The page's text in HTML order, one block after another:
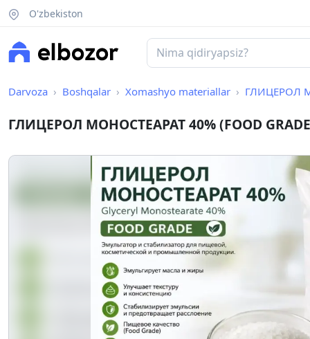
O'zbekiston
Darvoza Boshqalar Xomashyo materiallar ГЛИЦЕРОЛ
ГЛИЦЕРОЛ МОНОСТЕАРАТ 40% (FOOD